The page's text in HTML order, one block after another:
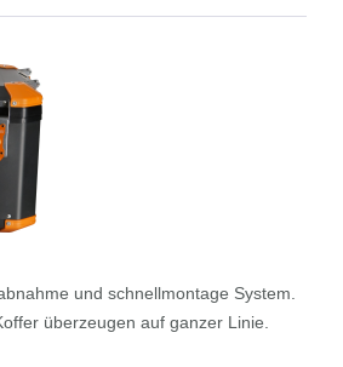
und schnellmontage System.
überzeugen auf ganzer Linie.